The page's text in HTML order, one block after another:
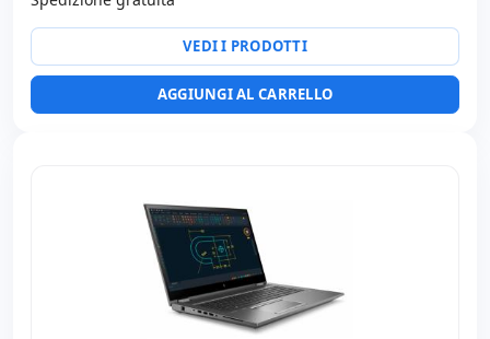
Connettività: RJ-45 · WIFI · Bluetooth
Specifico portatile: Lingua tastiera Spagnolo ·
Tastierino numerico
Imballaggio hR
VEDI I PRODOTTI
AGGIUNGI AL CARRELLO